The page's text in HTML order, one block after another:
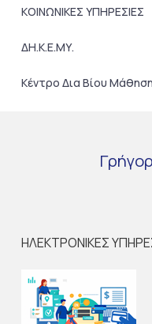
ΚΟΙΝΩΝΙΚΕΣ ΥΠΗΡΕΣΙΕΣ
ΔΗ.Κ.Ε.ΜΥ.
Κέντρο Δια Βίου
ΗΛΕΚΤΡΟΝΙΚΕΣ